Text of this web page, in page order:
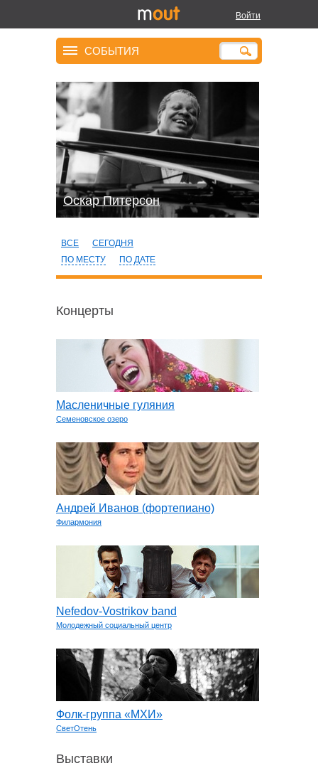
Войти
СОБЫТИЯ
Оскар Питерсон
ВСЕ
СЕГОДНЯ
ПО МЕСТУ
ПО ДАТЕ
Концерты
Масленичные гуляния
Семеновское озеро
Андрей Иванов (фортепиано)
Филармония
Nefedov-Vostrikov band
Молодежный социальный центр
Фолк-группа «МХИ»
СветОтень
Выставки